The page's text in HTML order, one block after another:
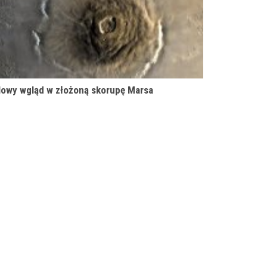
wgląd w złożoną skorupę Marsa